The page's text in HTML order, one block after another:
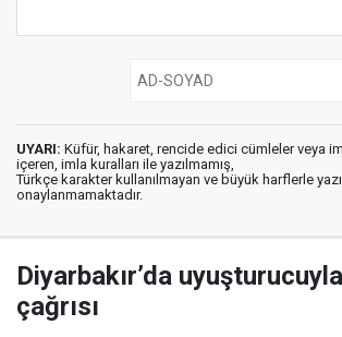
UYARI: Küfür, hakaret, rencide edici cümleler veya
içeren, imla kuralları ile yazılmamış,
Türkçe karakter kullanılmayan ve büyük harflerle
onaylanmamaktadır.
Diyarbakır’da
çağrısı